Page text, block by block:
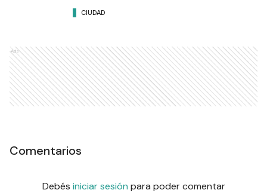
CIUDAD
Ads
Comentarios
Debés iniciar sesión para poder comentar